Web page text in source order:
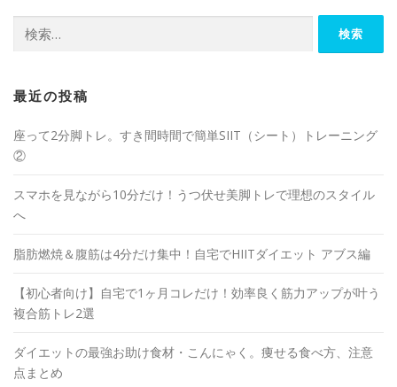
最近の投稿
座って2分脚トレ。すき間時間で簡単SIIT（シート）トレーニング
②
スマホを見ながら10分だけ！うつ伏せ美脚トレで理想のスタイル
へ
脂肪燃焼＆腹筋は4分だけ集中！自宅でHIITダイエット アブス編
【初心者向け】自宅で1ヶ月コレだけ！効率良く筋力アップが叶う
複合筋トレ2選
ダイエットの最強お助け食材・こんにゃく。痩せる食べ方、注意
点まとめ